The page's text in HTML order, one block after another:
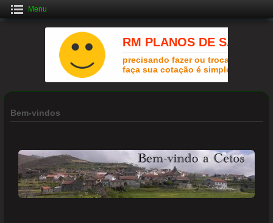
Menu
Bem-vindos
Crie uma Loja Online Grátis